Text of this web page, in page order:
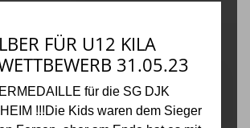
FÜR U12 KILA
31.05.23
für die SG DJK
!!!Die Kids waren dem Sieger